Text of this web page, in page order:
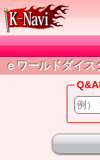
ｅワールドダイス